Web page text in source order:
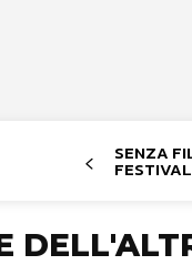
SENZA
FESTIVAL